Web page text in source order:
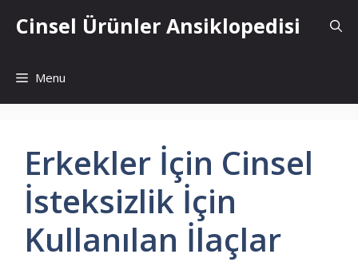
atlaCinsel Ürünler Ansiklopedisi
Menu
Erkekler İçin Cinsel
İsteksizlik İçin
Kullanılan İlaçlar